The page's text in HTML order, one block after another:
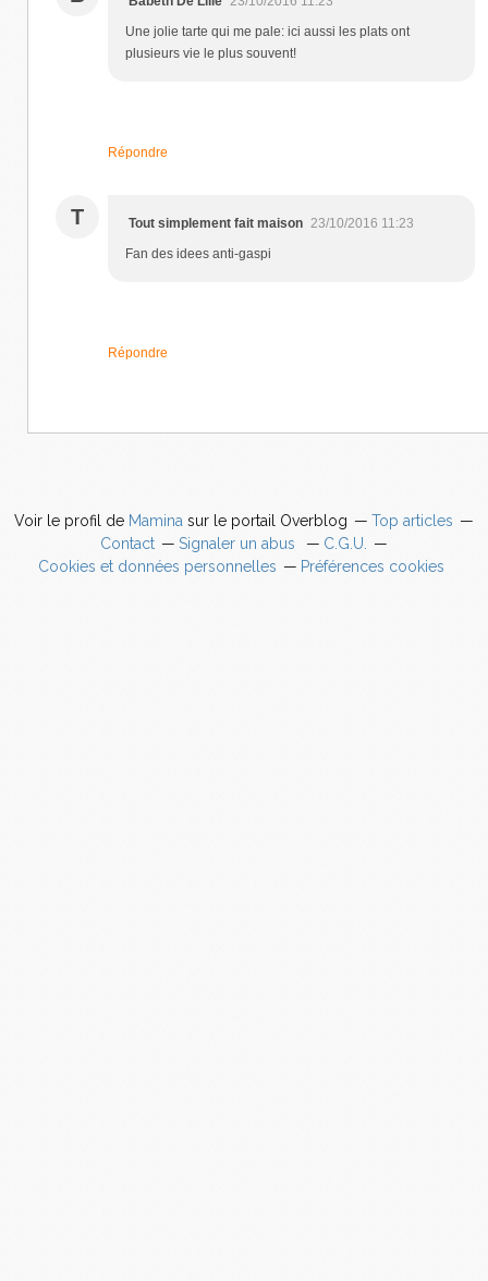
Une jolie tarte qui me pale: ici aussi les plats ont
plusieurs vie le plus souvent!
Répondre
T Tout simplement fait maison 23/10/2016 11:23
Fan des idees anti-gaspi
Répondre
Voir le profil de Mamina sur le portail Overblog
Top articles
Contact
Signaler un abus
C.G.U.
Cookies et données personnelles
Préférences cookies